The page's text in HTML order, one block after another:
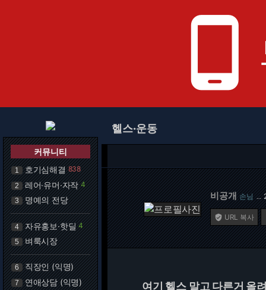
phone_android
커뮤니티
1 호기심해결 838
2 레어·유머·자작 4
3 명예의 전당
4 자유홍보·핫딜 4
5 벼룩시장
6 직장인 (익명)
7 연애상담 (익명)
헬스·운동
비공개 손님 …
 URL 복사
여기 헬스 말고 다른거 올